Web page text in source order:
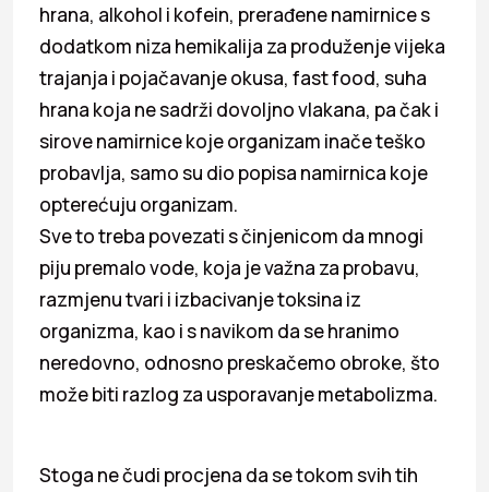
hrana, alkohol i kofein, prerađene namirnice s
dodatkom niza hemikalija za produženje vijeka
trajanja i pojačavanje okusa, fast food, suha
hrana koja ne sadrži dovoljno vlakana, pa čak i
sirove namirnice koje organizam inače teško
probavlja, samo su dio popisa namirnica koje
opterećuju organizam.
Sve to treba povezati s činjenicom da mnogi
piju premalo vode, koja je važna za probavu,
razmjenu tvari i izbacivanje toksina iz
organizma, kao i s navikom da se hranimo
neredovno, odnosno preskačemo obroke, što
može biti razlog za usporavanje metabolizma.
Stoga ne čudi procjena da se tokom svih tih